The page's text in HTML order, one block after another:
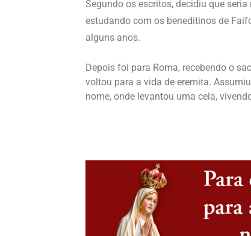
Segundo os escritos, decidiu que
estudando com os beneditinos de
alguns anos.
Depois foi para Roma, recebendo o
voltou para a vida de eremita.
nome, onde levantou uma cela,